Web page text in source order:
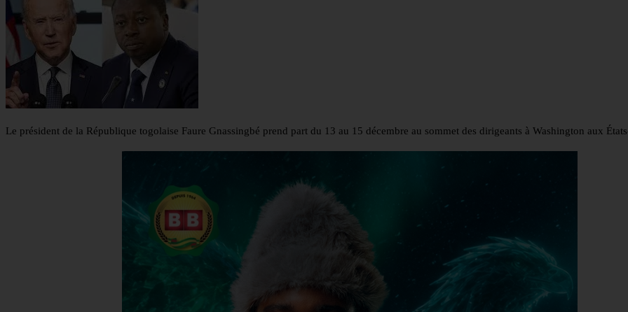
Le président de la République togolaise Faure Gnassingbé prend part du 13 au 15 décembre au sommet des dirigeants à Washington aux